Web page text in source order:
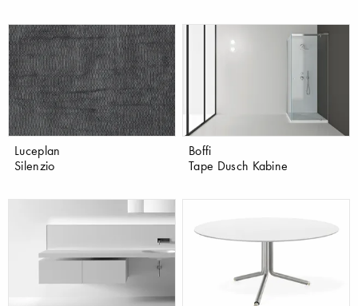
Luceplan
Silenzio
Boffi
Tape Dusch Kabine